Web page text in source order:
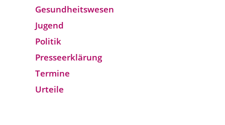
Gesund­heits­wesen
Jugend
Politik
Presseerklärung
Termine
Urteile